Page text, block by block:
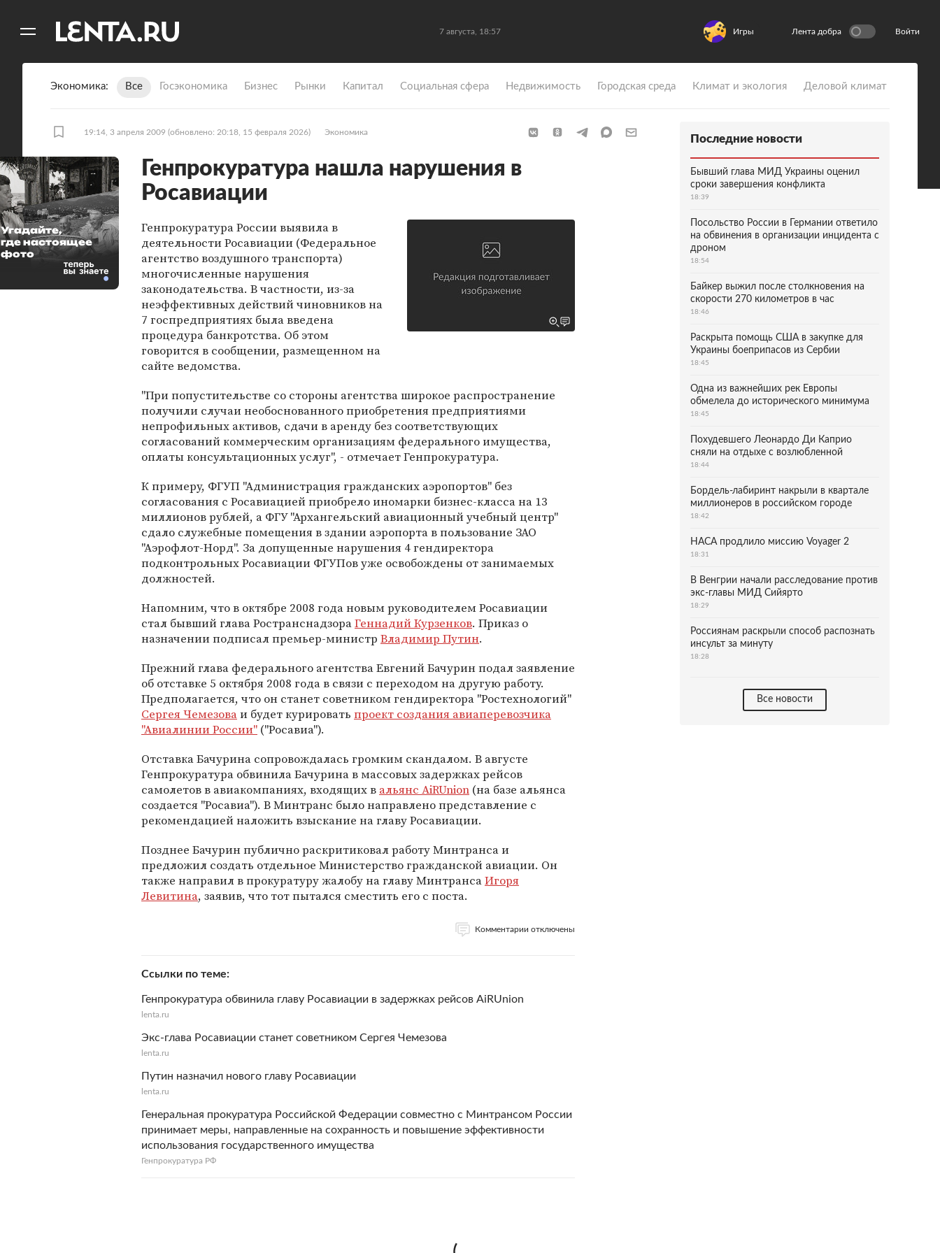
7 августа, 18:57 Игры Лента добра Войти
Экономика Все Госэкономика Бизнес Рынки Капитал Социальная сфера Недвижимость Городская среда Климат и экология Деловой климат
19:14, 3 апреля 2009 (обновлено: 20:18, 15 февраля 2026) Экономика
Генпрокуратура нашла нарушения в
Росавиации
Генпрокуратура России выявила в
деятельности Росавиации (Федеральное
агентство воздушного транспорта)
многочисленные нарушения
законодательства. В частности, из-за
неэффективных действий чиновников на
7 госпредприятиях была введена
процедура банкротства. Об этом
говорится в сообщении, размещенном на
сайте ведомства.
"При попустительстве со стороны агентства широкое распространение
получили случаи необоснованного приобретения предприятиями
непрофильных активов, сдачи в аренду без соответствующих
согласований коммерческим организациям федерального имущества,
оплаты консультационных услуг", - отмечает Генпрокуратура.
К примеру, ФГУП "Администрация гражданских аэропортов" без
согласования с Росавиацией приобрело иномарки бизнес-класса на 13
миллионов рублей, а ФГУ "Архангельский авиационный учебный центр"
сдало служебные помещения в здании аэропорта в пользование ЗАО
"Аэрофлот-Норд". За допущенные нарушения 4 гендиректора
подконтрольных Росавиации ФГУПов уже освобождены от занимаемых
должностей.
Напомним, что в октябре 2008 года новым руководителем Росавиации
стал бывший глава РостранснадзораГеннадий Курзенков. Приказ о
назначении подписал премьер-министр Владимир Путин.
Прежний глава федерального агентства Евгений Бачурин подал заявление
об отставке 5 октября 2008 года в связи с переходом на другую работу.
Предполагается, что он станет советником гендиректора "Ростехнологий"
Сергея Чемезоваи будет курировать проект создания авиаперевозчика
"Авиалинии России" ("Росавиа").
Отставка Бачурина сопровождалась громким скандалом. В августе
Генпрокуратура обвинила Бачурина в массовых задержках рейсов
самолетов в авиакомпаниях, входящих в альянс AiRUnion (на базе альянса
создается "Росавиа"). В Минтранс было направлено представление с
рекомендацией наложить взыскание на главу Росавиации.
Позднее Бачурин публично раскритиковал работу Минтранса и
предложил создать отдельное Министерство гражданской авиации. Он
также направил в прокуратуру жалобу на главу МинтрансаИгоря
Левитина, заявив, что тот пытался сместить его с поста.
Комментарии отключены
Ссылки по теме
Генпрокуратура обвинила главу Росавиации в задержках рейсов AiRUnion
lenta.ru
Экс-глава Росавиации станет советником Сергея Чемезова
lenta.ru
Путин назначил нового главу Росавиации
lenta.ru
Генеральная прокуратура Российской Федерации совместно с Минтрансом России
принимает меры, направленные на сохранность и повышение эффективности
использования государственного имущества
Генпрокуратура РФ
Угадайте,
где настоящее
фото
Последние новости
Бывший глава МИД Украины оценил
сроки завершения конфликта
18:39
Посольство России в Германии ответило
на обвинения в организации инцидента с
дроном
18:54
Байкер выжил после столкновения на
скорости 270 километров в час
18:46
Раскрыта помощь США в закупке для
Украины боеприпасов из Сербии
18:45
Одна из важнейших рек Европы
обмелела до исторического минимума
18:45
Похудевшего Леонардо Ди Каприо
сняли на отдыхе с возлюбленной
18:44
Бордель-лабиринт накрыли в квартале
миллионеров в российском городе
18:42
НАСА продлило миссию Voyager 2
18:31
В Венгрии начали расследование против
экс-главы МИД Сийярто
18:29
Россиянам раскрыли способ распознать
инсульт за минуту
18:28
Все новости